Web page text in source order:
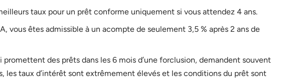
taux pour un prêt conforme uniquement si vous attendez 4 ans.
vous êtes admissible à un acompte de seulement 3,5 % après 2 ans de
promettent des prêts dans les 6 mois d’une forclusion, demandent souvent
les taux d’intérêt sont extrêmement élevés et les conditions du prêt sont